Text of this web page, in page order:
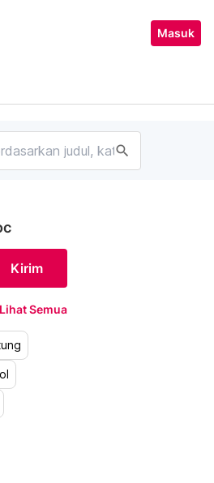
Masuk
search
Kirim
Lihat Semua